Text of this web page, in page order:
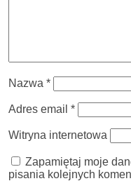
Nazwa *
Adres email *
Witryna internetowa
Zapamiętaj moje
pisania kolejnych